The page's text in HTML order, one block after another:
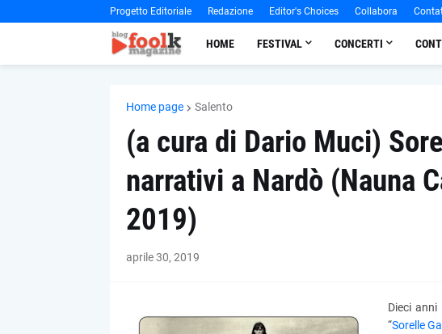
Progetto Editoriale Redazione Editor's Choices Collabora
HOME FESTIVAL CONCERTI
Home page Salento
(a cura di Dario Muci)
narrativi a Nardò (Nauna
2019)
aprile 30, 2019
Dieci
“Sorelle